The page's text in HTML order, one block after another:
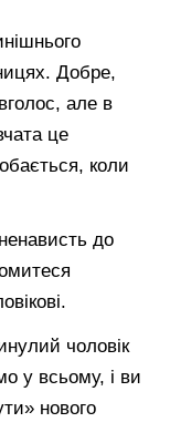
Добре,
але в
це
коли
до
чоловік
у всьому, і ви
нового